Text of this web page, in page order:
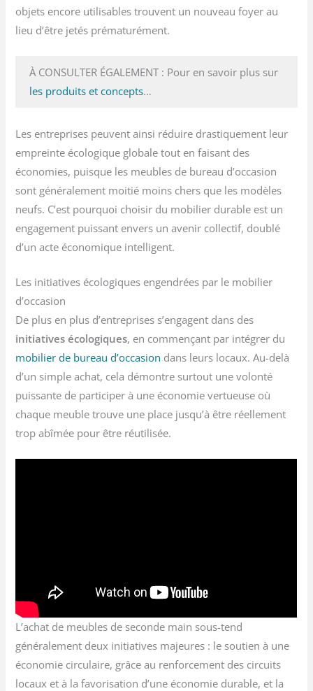
objets encore utilisables trouvent un nouveau foyer au
lieu d’être jetés prématurément.
À CONSULTER ÉGALEMENT : Pour en savoir plus sur
les produits et concepts…
Les entreprises peuvent ainsi réduire drastiquement leur
empreinte écologique globale tout en faisant des
économies, puisque les meubles de bureau d’occasion
sont généralement moitié moins chers que les modèles
neufs. C’est pourquoi choisir du mobilier durable est un
engagement puissant envers un avenir collectif, doublé
d’un acte économique intelligent.
Les initiatives écologiques engendrées par le mobilier
d’occasion
De plus en plus d’entreprises s’engagent dans des
initiatives écologiques, en commençant par intégrer du
mobilier de bureau d’occasion dans leurs locaux. Au-delà
d’un simple achat, cela démontre surtout une volonté
puissante de participer à une économie vertueuse où
chaque meuble trouve une place jusqu’à être réellement
trop abîmée pour être réutilisée.
L’achat de meubles de seconde main sous-tend
généralement deux initiatives majeures : le soutien à une
économie circulaire, grâce au renforcement des circuits
locaux et à la favorisation d’une économie durable, et la